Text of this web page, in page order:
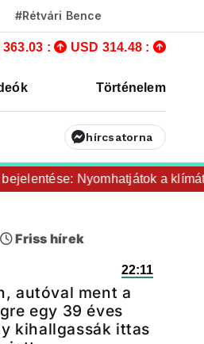
#Rétvári Bence
363.03 : USD 314.48 :
Történelem
hírcsatorna
Nyomhatjátok a klímát
Friss hírek
22:11
autóval ment a
egy 39 éves
kihallgassák ittas